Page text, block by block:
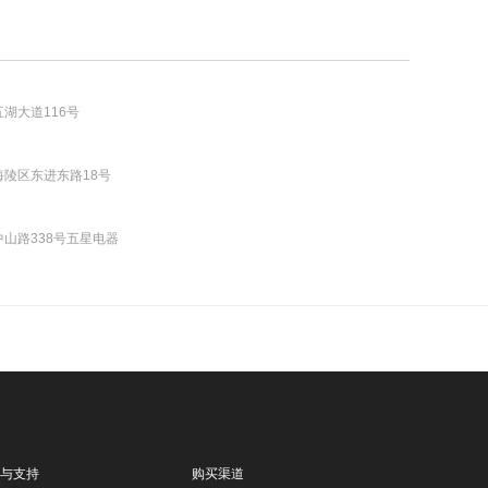
湖大道116号
陵区东进东路18号
路338号五星电器
支持 购买渠道